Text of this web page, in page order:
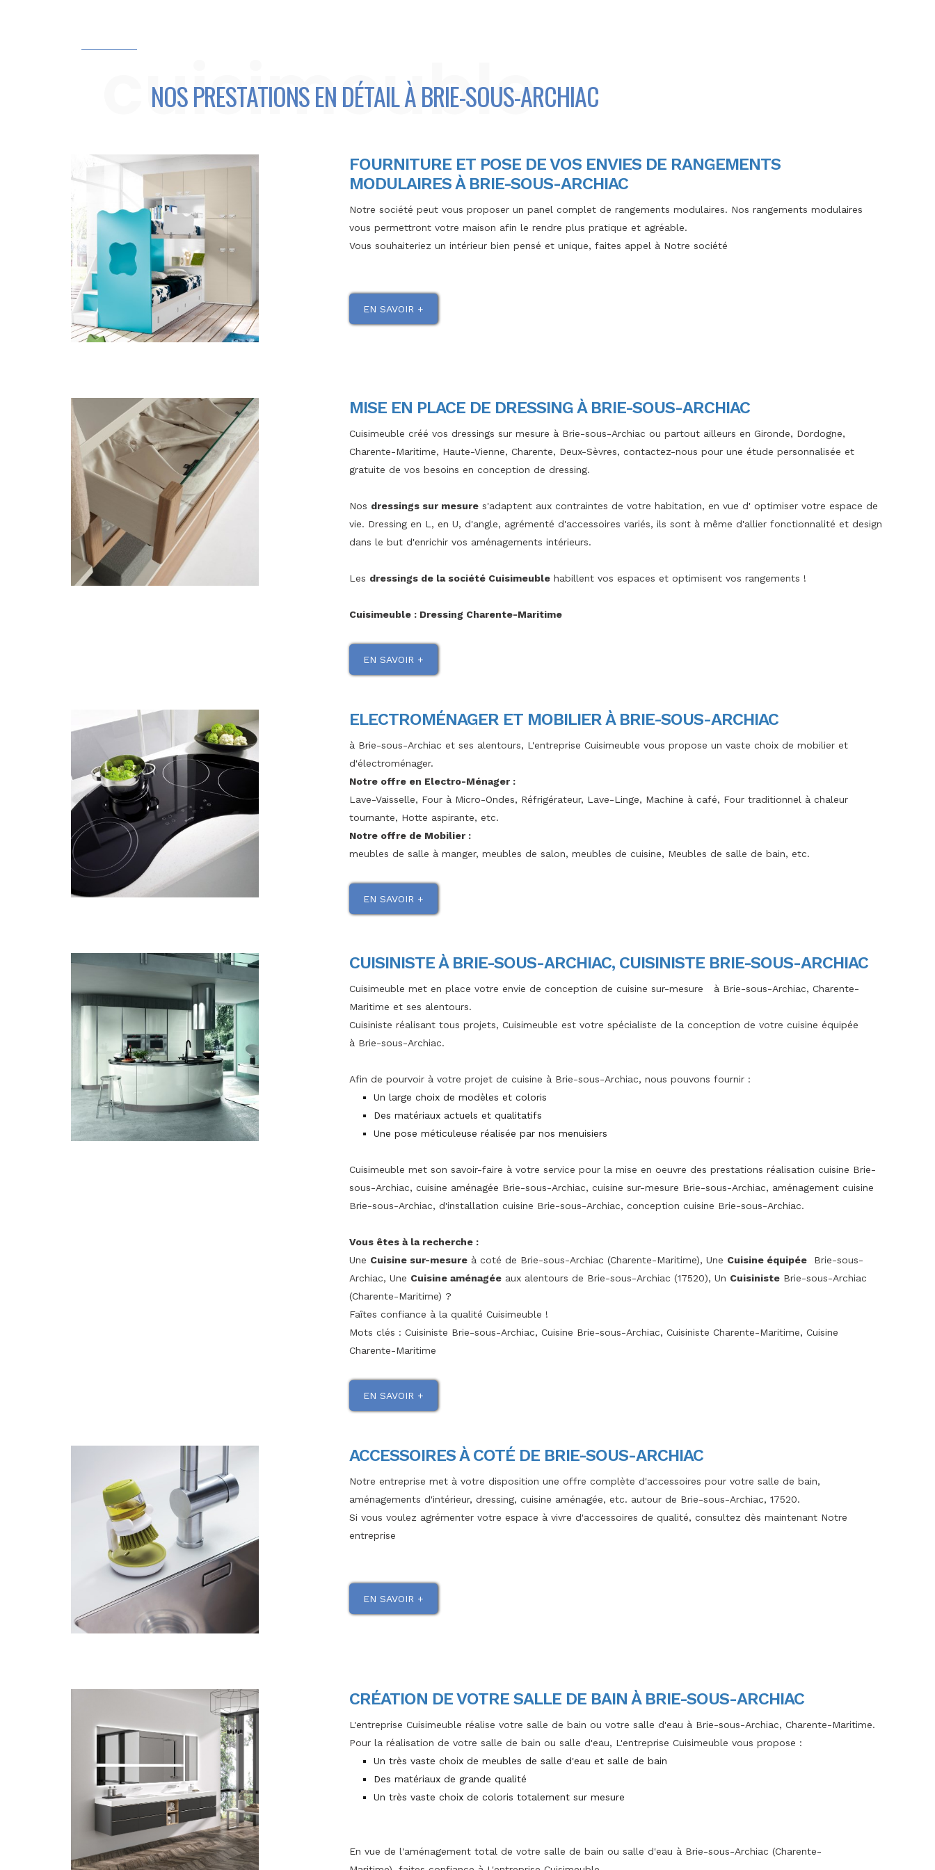
cuisimeuble
NOS PRESTATIONS EN DÉTAIL À BRIE-SOUS-ARCHIAC
FOURNITURE ET POSE DE VOS ENVIES DE RANGEMENTS
MODULAIRES À BRIE-SOUS-ARCHIAC
Notre société peut vous proposer un panel complet de rangements modulaires. Nos rangements modulaires
vous permettront votre maison afin le rendre plus pratique et agréable.
Vous souhaiteriez un intérieur bien pensé et unique, faites appel à Notre société
EN SAVOIR +
MISE EN PLACE DE DRESSING À BRIE-SOUS-ARCHIAC
Cuisimeuble créé vos dressings sur mesure à Brie-sous-Archiac ou partout ailleurs en Gironde, Dordogne,
Charente-Maritime, Haute-Vienne, Charente, Deux-Sèvres, contactez-nous pour une étude personnalisée et
gratuite de vos besoins en conception de dressing.
Nos dressings sur mesure s'adaptent aux contraintes de votre habitation, en vue d' optimiser votre espace de
vie. Dressing en L, en U, d'angle, agrémenté d'accessoires variés, ils sont à même d'allier fonctionnalité et design
dans le but d'enrichir vos aménagements intérieurs.
Les dressings de la société Cuisimeuble habillent vos espaces et optimisent vos rangements !
Cuisimeuble : Dressing Charente-Maritime
EN SAVOIR +
ELECTROMÉNAGER ET MOBILIER À BRIE-SOUS-ARCHIAC
à Brie-sous-Archiac et ses alentours, L'entreprise Cuisimeuble vous propose un vaste choix de mobilier et
d'électroménager.
Notre offre en Electro-Ménager :
Lave-Vaisselle, Four à Micro-Ondes, Réfrigérateur, Lave-Linge, Machine à café, Four traditionnel à chaleur
tournante, Hotte aspirante, etc.
Notre offre de Mobilier :
meubles de salle à manger, meubles de salon, meubles de cuisine, Meubles de salle de bain, etc.
EN SAVOIR +
CUISINISTE À BRIE-SOUS-ARCHIAC, CUISINISTE BRIE-SOUS-ARCHIAC
Cuisimeuble met en place votre envie de conception de cuisine sur-mesure à Brie-sous-Archiac, Charente-
Maritime et ses alentours.
Cuisiniste réalisant tous projets, Cuisimeuble est votre spécialiste de la conception de votre cuisine équipée
à Brie-sous-Archiac.
Afin de pourvoir à votre projet de cuisine à Brie-sous-Archiac, nous pouvons fournir :
Un large choix de modèles et coloris
Des matériaux actuels et qualitatifs
Une pose méticuleuse réalisée par nos menuisiers
Cuisimeuble met son savoir-faire à votre service pour la mise en oeuvre des prestations réalisation cuisine Brie-
sous-Archiac, cuisine aménagée Brie-sous-Archiac, cuisine sur-mesure Brie-sous-Archiac, aménagement cuisine
Brie-sous-Archiac, d'installation cuisine Brie-sous-Archiac, conception cuisine Brie-sous-Archiac.
Vous êtes à la recherche :
Une Cuisine sur-mesure à coté de Brie-sous-Archiac (Charente-Maritime), Une Cuisine équipée Brie-sous-
Archiac, Une Cuisine aménagée aux alentours de Brie-sous-Archiac (17520), Un Cuisiniste Brie-sous-Archiac
(Charente-Maritime) ?
Faîtes confiance à la qualité Cuisimeuble !
Mots clés : Cuisiniste Brie-sous-Archiac, Cuisine Brie-sous-Archiac, Cuisiniste Charente-Maritime, Cuisine
Charente-Maritime
EN SAVOIR +
ACCESSOIRES À COTÉ DE BRIE-SOUS-ARCHIAC
Notre entreprise met à votre disposition une offre complète d'accessoires pour votre salle de bain,
aménagements d'intérieur, dressing, cuisine aménagée, etc. autour de Brie-sous-Archiac, 17520.
Si vous voulez agrémenter votre espace à vivre d'accessoires de qualité, consultez dès maintenant Notre
entreprise
EN SAVOIR +
CRÉATION DE VOTRE SALLE DE BAIN À BRIE-SOUS-ARCHIAC
L'entreprise Cuisimeuble réalise votre salle de bain ou votre salle d'eau à Brie-sous-Archiac, Charente-Maritime.
Pour la réalisation de votre salle de bain ou salle d'eau, L'entreprise Cuisimeuble vous propose :
Un très vaste choix de meubles de salle d'eau et salle de bain
Des matériaux de grande qualité
Un très vaste choix de coloris totalement sur mesure
En vue de l'aménagement total de votre salle de bain ou salle d'eau à Brie-sous-Archiac (Charente-